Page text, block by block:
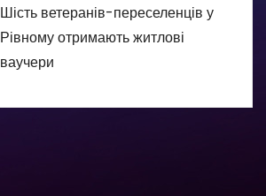
Шість ветеранів-переселенців у
Рівному отримають житлові
ваучери